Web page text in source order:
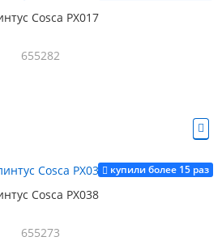
Cosca PX017
655282
купили более 15 раз
Cosca PX038
655273